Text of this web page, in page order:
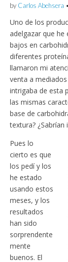
by Carlos Abehsera •
Uno de los
adelgazar que
bajos en
diferentes
llamaron mi
venta a
intrigaba de esta
las mismas
base de
textura? ¿Sabrían
Pues lo
cierto es que
los pedí y los
he estado
usando estos
meses, y los
resultados
han sido
sorprendente
mente
buenos. El